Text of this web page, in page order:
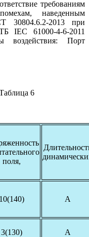
требованиям
наведенным
30804.6.2-2013 при
IEC 61000-4-6-2011
Порт
6
поля,
10(140) А
3(130) А